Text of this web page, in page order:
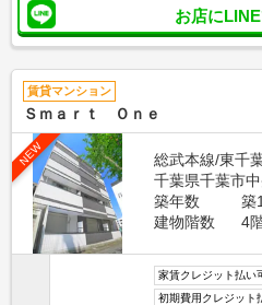
お店に
賃貸マンション
Ｓｍａｒｔ Ｏｎｅ
NEW
総武本線/東千
千葉県千葉市
築年数
築
建物階数
4
家賃クレジット払い
初期費用クレジット